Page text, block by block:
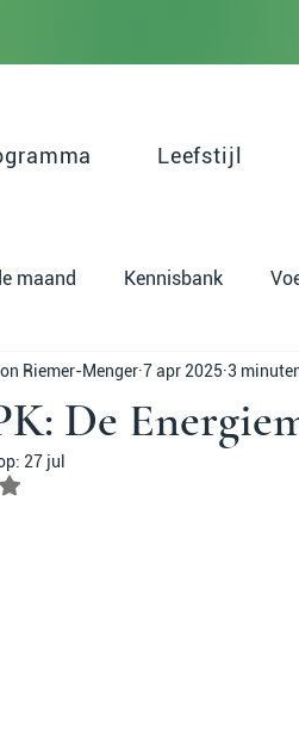
Leefstijl
maand Kennisbank
Gewichtsbeheersing
De
Riemer-Menger 7 apr 2025 3
27 jul
met NaN uit 5 sterren.